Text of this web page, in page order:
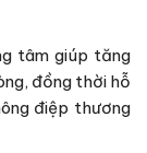
tâm giúp tăng
đồng thời hỗ
điệp thương